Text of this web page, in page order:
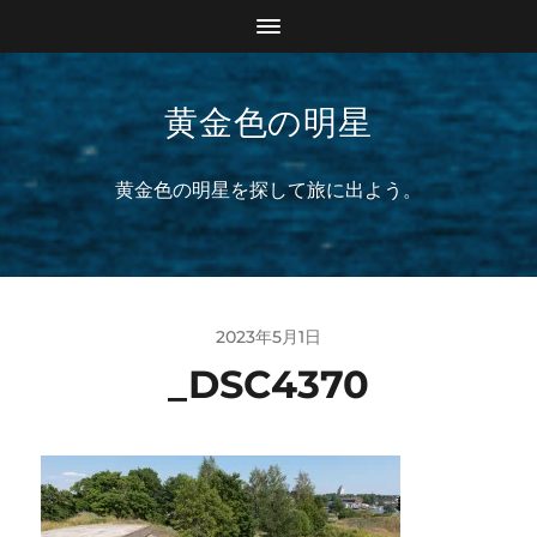
黄金色の明星
黄金色の明星を探して旅に出よう。
2023年5月1日
_DSC4370